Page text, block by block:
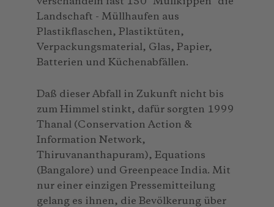
Landschaft - Müllhaufen aus
Plastikflaschen, Plastiktüten,
Verpackungsmaterial, Glas, Papier,
Batterien und Küchenabfällen.
Daß dieser Abfall in Zukunft nicht bis
zum Himmel stinkt, dafür sorgten 1999
Thanal (Conservation Action &
Information Network,
Thiruvananthapuram), Equations
(Bangalore) und Greenpeace India. Mit
nur einer einzigen Pressemitteilung
gelang es ihnen, die Bevölkerung über